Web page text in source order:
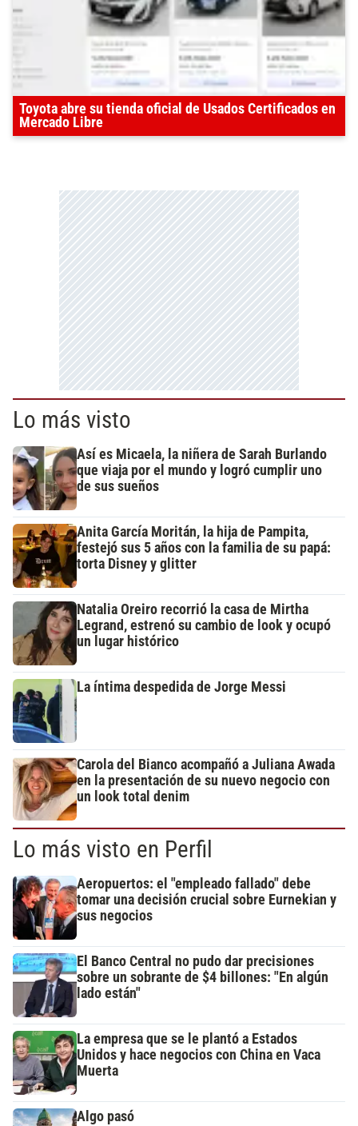
Toyota abre su tienda oficial de Usados Certificados en
Mercado Libre
Lo más visto
Así es Micaela, la niñera de Sarah Burlando
que viaja por el mundo y logró cumplir uno
de sus sueños
Anita García Moritán, la hija de Pampita,
festejó sus 5 años con la familia de su papá:
torta Disney y glitter
Natalia Oreiro recorrió la casa de Mirtha
Legrand, estrenó su cambio de look y ocupó
un lugar histórico
La íntima despedida de Jorge Messi
Carola del Bianco acompañó a Juliana Awada
en la presentación de su nuevo negocio con
un look total denim
Lo más visto en Perfil
Aeropuertos: el "empleado fallado" debe
tomar una decisión crucial sobre Eurnekian y
sus negocios
El Banco Central no pudo dar precisiones
sobre un sobrante de $4 billones: "En algún
lado están"
La empresa que se le plantó a Estados
Unidos y hace negocios con China en Vaca
Muerta
Algo pasó